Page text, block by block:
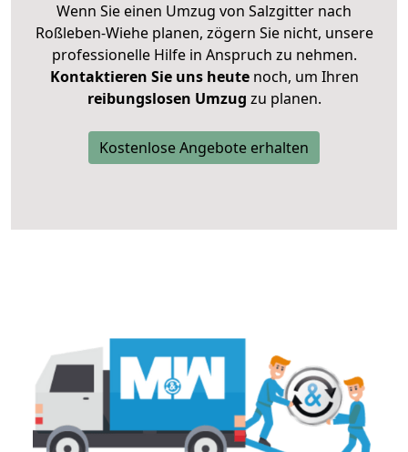
Wenn Sie einen Umzug von Salzgitter nach
Roßleben-Wiehe planen, zögern Sie nicht, unsere
professionelle Hilfe in Anspruch zu nehmen.
Kontaktieren Sie uns heutenoch, um Ihren
reibungslosen Umzug zu planen.
Kostenlose Angebote erhalten